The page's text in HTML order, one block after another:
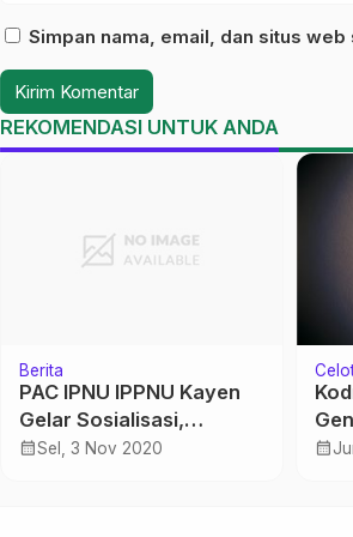
Simpan nama, email, dan situs
REKOMENDASI UNTUK ANDA
Berita
PAC IPNU IPPNU Kayen
Gelar Sosialisasi,
Komisariat Pencetak
calendar_monthSel, 3 Nov 2020 calendar_month